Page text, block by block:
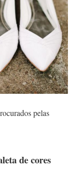
pelas
de cores